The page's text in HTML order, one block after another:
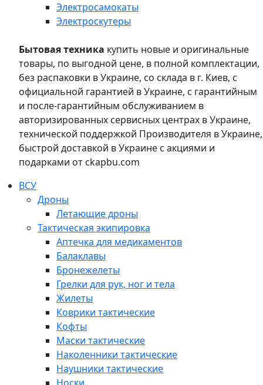
Электросамокаты
Электроскутеры
Бытовая техника купить новые и оригинальные
товары, по выгодной цене, в полной комплектации,
без распаковки в Украине, со склада в г. Киев, с
официальной гарантией в Украине, с гарантийным
и после-гарантийным обслуживанием в
авторизированных сервисных центрах в Украине,
технической поддержкой Производителя в Украине,
быстрой доставкой в Украине с акциями и
подарками от ckapbu.com
ВСУ
Дроны
Летающие дроны
Тактическая экипировка
Аптечка для медикаментов
Балаклавы
Бронежелеты
Грелки для рук, ног и тела
Жилеты
Коврики тактические
Кофты
Маски тактические
Наколенники тактические
Наушники тактические